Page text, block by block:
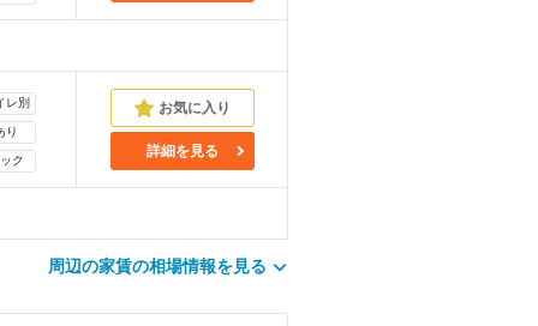
レ別
り
ク
詳細を見る
周辺の家賃の相場情報を見る